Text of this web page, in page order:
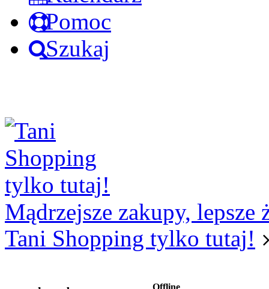
Pomoc
Szukaj
Mądrzejsze zakupy, lepsze
Tani Shopping tylko tutaj!
Offline